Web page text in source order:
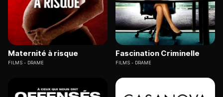
Maternité à risque
FILMS DRAME
Fascination Criminelle
FILMS DRAME